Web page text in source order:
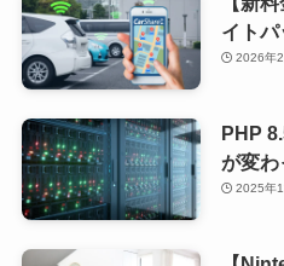
イト
2026年
PHP
が変わ
2025年